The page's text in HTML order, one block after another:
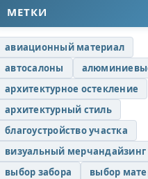
МЕТКИ
авиационный материал
автосалоны
архитектурное остекление
архитектурный стиль
благоустройство участка
визуальный мерчандайзинг
выбор забора
выбор